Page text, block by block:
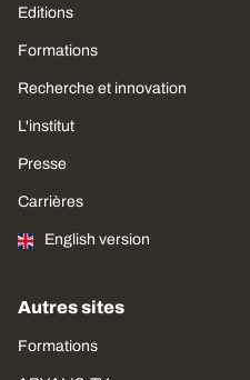
Editions
Formations
Recherche et innovation
L'institut
Presse
Carrières
English version
Autres sites
Formations